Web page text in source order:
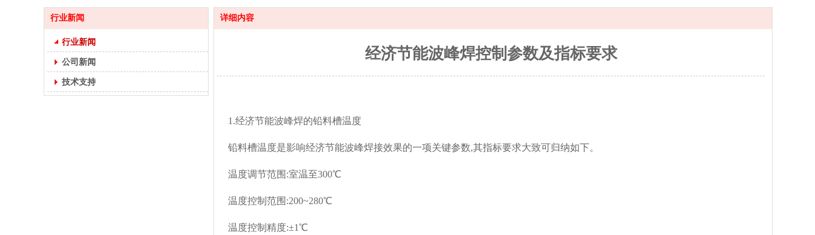
行业新闻
行业新闻
公司新闻
技术支持
详细内容
经济节能波峰焊控制参数及指标要求
1.经济节能波峰焊的铅料槽温度
铅料槽温度是影响经济节能波峰焊接效果的一项关键参数,其指标要求大致可归纳如下。
温度调节范围:室温至300℃
温度控制范围:200~280℃
温度控制精度:±1℃